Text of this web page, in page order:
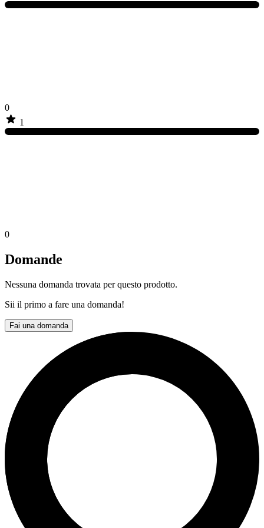
0
1
0
Domande
Nessuna domanda trovata per questo prodotto.
Sii il primo a fare una domanda!
Fai una domanda